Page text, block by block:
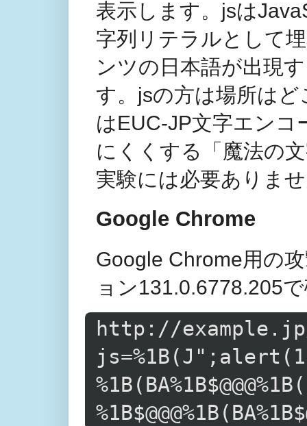
表示します。jsは
字列リテラルとして
ンツの日本語が出現
す。jsの方は場所は
はEUC-JP文字エン
にくくする「魔法の
実験には必要ありま
Google Chrome
Google Chrome用の
ョン131.0.6778.205
http://
js=%1B(J";alert(1)//